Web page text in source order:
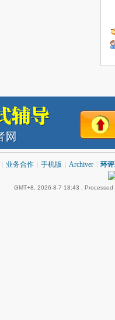
业务合作 手机版 Archiver 环
GMT+8, 2026-8-7 18:43 ,